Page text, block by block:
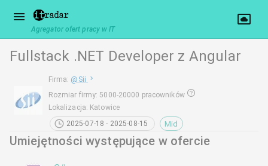
Agregator ofert pracy w IT
Fullstack .NET Developer z Angular
Firma: @ Sii
Rozmiar firmy: 5000-20000 pracowników
Lokalizacja: Katowice
2025-07-18 - 2025-08-15
Mid
Umiejętności występujące w ofercie